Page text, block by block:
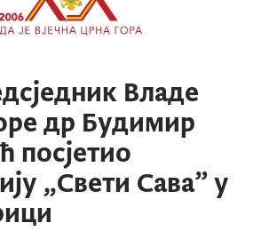
Владе
др Будимир
посјетио
„Свети Сава” у